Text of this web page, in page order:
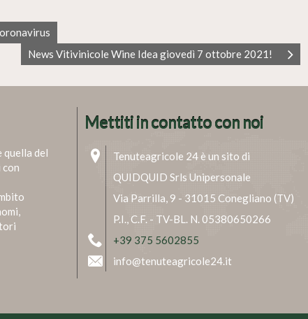
News Vitivinicole Wine Idea giovedì 7 ottobre 2021!
quella del
Mettiti in contatto con noi
Tenuteagricole 24 è un sito di
QUIDQUID Srls Unipersonale
Via Parrilla, 9 - 31015 Conegliano (TV)
P.I., C.F. - TV-BL. N. 05380650266
+39 375 5602855
info@tenuteagricole24.it